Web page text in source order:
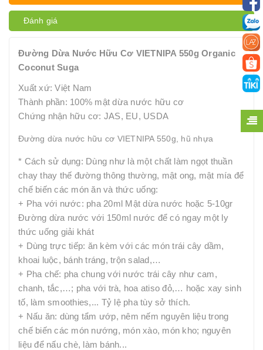
Đánh giá
Đường Dừa Nước Hữu Cơ VIETNIPA 550g Organic
Coconut Suga
Xuất xứ: Việt Nam
Thành phần: 100% mật dừa nước hữu cơ
Chứng nhận hữu cơ: JAS, EU, USDA
Đường dừa nước hữu cơ VIETNIPA 550g, hũ nhựa
* Cách sử dụng: Dùng như là một chất làm ngọt thuần
chay thay thế đường thông thường, mật ong, mật mía để
chế biến các món ăn và thức uống:
+ Pha với nước: pha 20ml Mật dừa nước hoặc 5-10gr
Đường dừa nước với 150ml nước để có ngay một ly
thức uống giải khát
+ Dùng trực tiếp: ăn kèm với các món trái cây dầm,
khoai luộc, bánh tráng, trộn salad,…
+ Pha chế: pha chung với nước trái cây như cam,
chanh, tắc,…; pha với trà, hoa atiso đỏ,… hoặc xay sinh
tố, làm smoothies,... Tỷ lệ pha tùy sở thích.
+ Nấu ăn: dùng tẩm ướp, nêm nếm nguyên liệu trong
chế biến các món nướng, món xào, món kho; nguyên
liệu để nấu chè, làm bánh...